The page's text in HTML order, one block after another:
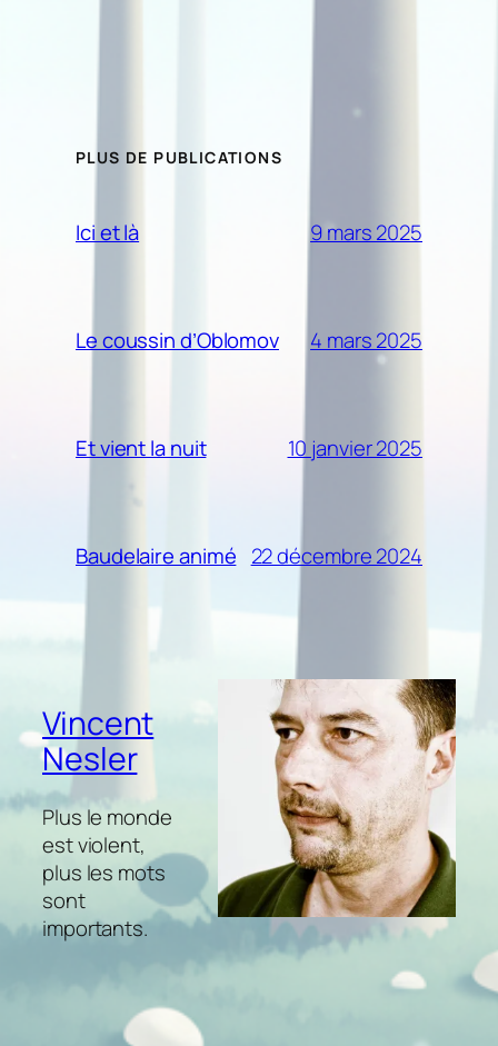
PLUS DE PUBLICATIONS
Ici et là 9 mars 2025
Le coussin d’Oblomov 4 mars 2025
Et vient la nuit 10 janvier 2025
Baudelaire animé 22 décembre 2024
Vincent
Nesler
Plus le monde
est violent,
plus les mots
sont
importants.